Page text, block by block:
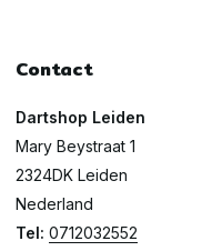
Contact
Dartshop Leiden
Mary Beystraat 1
2324DK Leiden
Nederland
Tel: 0712032552